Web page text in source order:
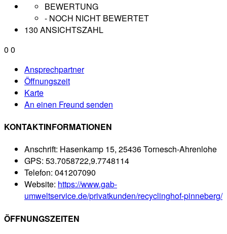
BEWERTUNG
- NOCH NICHT BEWERTET
130 ANSICHTSZAHL
0 0
Ansprechpartner
Öffnungszeit
Karte
An einen Freund senden
KONTAKTINFORMATIONEN
Anschrift: Hasenkamp 15, 25436 Tornesch-Ahrenlohe
GPS: 53.7058722,9.7748114
Telefon: 041207090
Website: https://www.gab-
umweltservice.de/privatkunden/recyclinghof-pinneberg/
ÖFFNUNGSZEITEN